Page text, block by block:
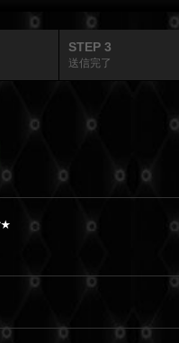
STEP 3
送信完了
★